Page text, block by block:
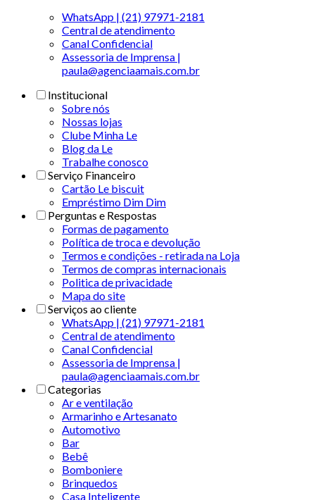
WhatsApp | (21) 97971-2181
Central de atendimento
Canal Confidencial
Assessoria de Imprensa |
paula@agenciaamais.com.br
Institucional
Sobre nós
Nossas lojas
Clube Minha Le
Blog da Le
Trabalhe conosco
Serviço Financeiro
Cartão Le biscuit
Empréstimo Dim Dim
Perguntas e Respostas
Formas de pagamento
Política de troca e devolução
Termos e condições - retirada na Loja
Termos de compras internacionais
Politica de privacidade
Mapa do site
Serviços ao cliente
WhatsApp | (21) 97971-2181
Central de atendimento
Canal Confidencial
Assessoria de Imprensa |
paula@agenciaamais.com.br
Categorias
Ar e ventilação
Armarinho e Artesanato
Automotivo
Bar
Bebê
Bomboniere
Brinquedos
Casa Inteligente